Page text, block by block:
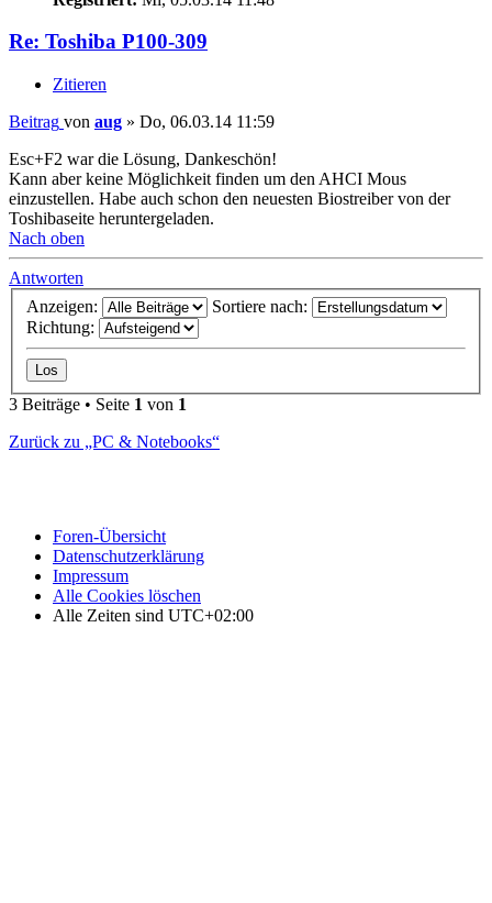
Re: Toshiba P100-309
Zitieren
Beitrag von aug » Do, 06.03.14 11:59
Esc+F2 war die Lösung, Dankeschön!
Kann aber keine Möglichkeit finden um den AHCI Mous
einzustellen. Habe auch schon den neuesten Biostreiber von der
Toshibaseite heruntergeladen.
Nach oben
Antworten
Anzeigen:
Sortiere nach:
Richtung:
3 Beiträge • Seite 1 von 1
Zurück zu „PC & Notebooks“
Foren-Übersicht
Datenschutzerklärung
Impressum
Alle Cookies löschen
Alle Zeiten sind UTC+02:00